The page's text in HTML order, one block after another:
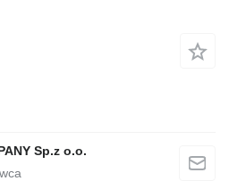
Sp.z o.o.